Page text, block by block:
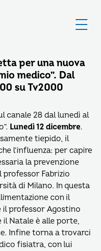
per una nuova
medico”. Dal
su Tv2000
canale 28 dal lunedì al
Lunedì 12 dicembre.
tiepido, il
l’influenza: per capire
la prevenzione
professor Fabrizio
di Milano. In questa
con il
il professor Agostino
Natale è alle porte,
Infine torna a trovarci
fisiatra, con lui